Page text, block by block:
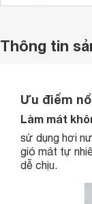
Thông tin
Ưu điểm
Làm mát
sử dụng hơi
gió mát tự
dễ chịu.